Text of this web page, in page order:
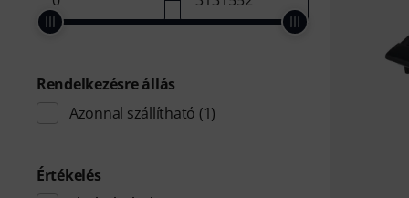
Rendelkezésre állás
Azonnal szállítható (1)
Értékelés